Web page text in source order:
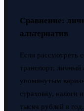
Сравнение:
альтернатив
Если рассмотреть
транспорт, личный
упомянутым
страховку, налоги
тысяч рублей в